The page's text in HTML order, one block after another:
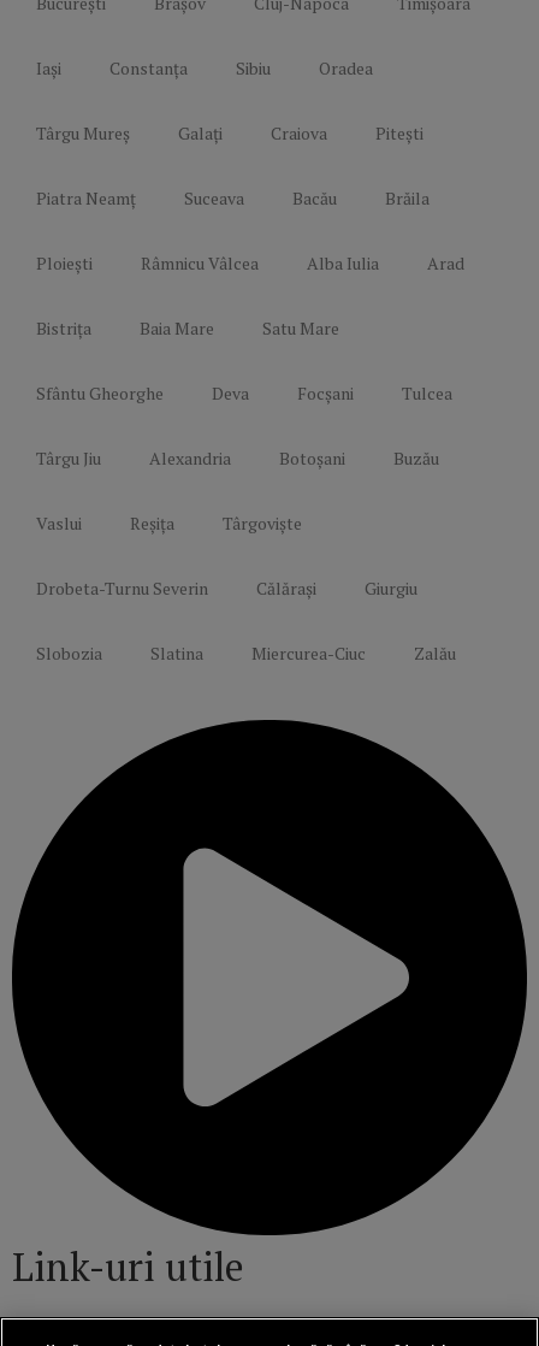
Iași Constanța Sibiu Oradea
Târgu Mureș Galați Craiova Pitești
Piatra Neamț Suceava Bacău Brăila
Ploiești Râmnicu Vâlcea Alba Iulia Arad
Bistrița Baia Mare Satu Mare
Sfântu Gheorghe Deva Focșani Tulcea
Târgu Jiu Alexandria Botoșani Buzău
Vaslui Reșița Târgoviște
Drobeta-Turnu Severin Călărași Giurgiu
Slobozia Slatina Miercurea-Ciuc Zalău
Link-uri utile